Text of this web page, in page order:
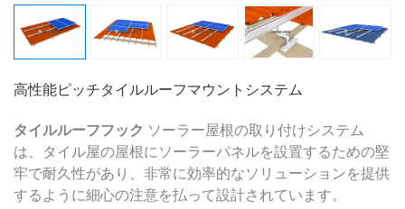
高性能ピッチタイルルーフマウントシステム
タイルルーフフック ソーラー屋根の取り付けシステム
は、タイル屋の屋根にソーラーパネルを設置するための堅
牢で耐久性があり、非常に効率的なソリューションを提供
するように細心の注意を払って設計されています。